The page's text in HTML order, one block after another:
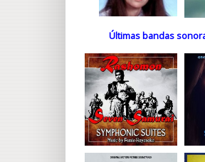
Últimas bandas